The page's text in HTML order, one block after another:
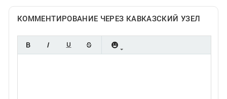
КОММЕНТИРОВАНИЕ ЧЕРЕЗ КАВКАЗСКИЙ УЗЕЛ